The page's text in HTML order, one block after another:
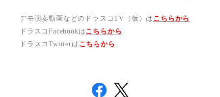
デモ演奏動画などのドラスコTV（仮）は こちらから
ドラスコFacebookはこちらから
ドラスコTwitterは こちらから